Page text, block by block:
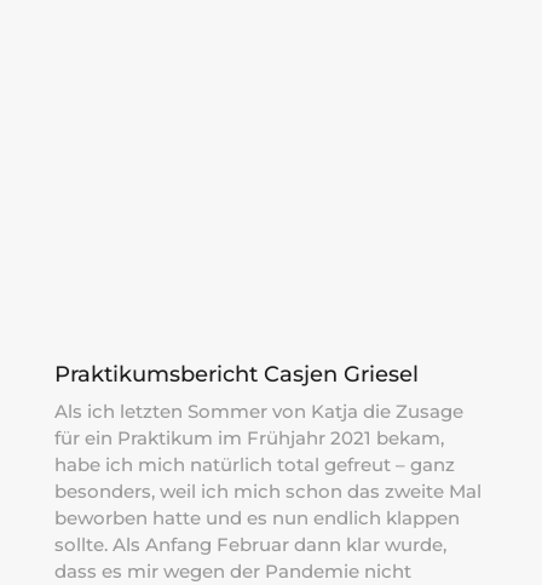
Praktikumsbericht Casjen Griesel
Als ich letzten Sommer von Katja die Zusage
für ein Praktikum im Frühjahr 2021 bekam,
habe ich mich natürlich total gefreut – ganz
besonders, weil ich mich schon das zweite Mal
beworben hatte und es nun endlich klappen
sollte. Als Anfang Februar dann klar wurde,
dass es mir wegen der Pandemie nicht